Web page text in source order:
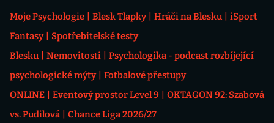
Moje Psychologie Blesk Tlapky Hráči na Blesku
iSport
Fantasy
Spotřebitelské testy
Blesku
Nemovitosti
Psychologika - podcast rozbíjející
psychologické mýty
Fotbalové přestupy
ONLINE
Eventový prostor Level 9
OKTAGON 92: Szabová
vs. Pudilová
Chance Liga 2026/27